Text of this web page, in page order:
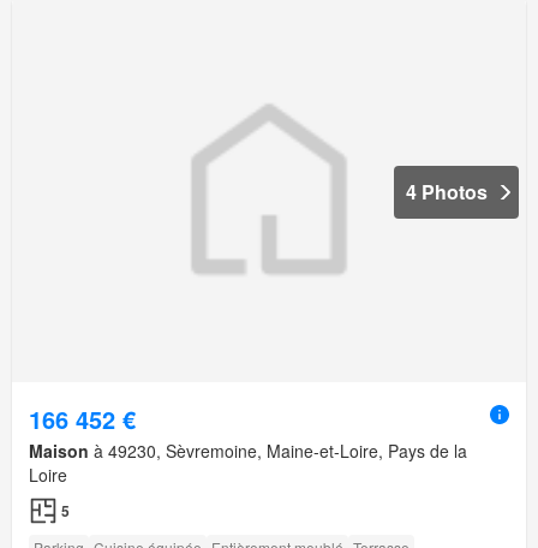
4 Photos
166 452 €
Maison à 49230, Sèvremoine, Maine-et-Loire, Pays de la
Loire
5